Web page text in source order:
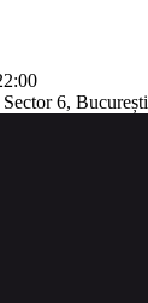
Sector 6, București